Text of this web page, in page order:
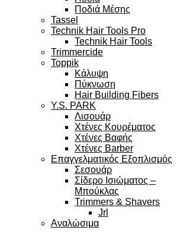
Ποδιά Μέσης
Tassel
Technik Hair Tools Pro
Technik Hair Tools
Trimmercide
Toppik
Κάλυψη
Πύκνωση
Hair Building Fibers
Y.S. PARK
Λισουάρ
Χτένες Κουρέματος
Χτένες Βαφής
Χτένες Barber
Επαγγελματικός Εξοπλισμός
Σεσουάρ
Σίδερο Ισιώματος –
Μπούκλας
Trimmers & Shavers
Jrl
Αναλώσιμα